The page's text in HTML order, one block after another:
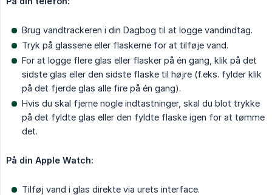
Brug vandtrackeren i din Dagbog til at logge vandindtag.
Tryk på glassene eller flaskerne for at tilføje vand.
For at logge flere glas eller flasker på én gang, klik på det
sidste glas eller den sidste flaske til højre (f.eks. fylder klik
på det fjerde glas alle fire på én gang).
Hvis du skal fjerne nogle indtastninger, skal du blot trykke
på det fyldte glas eller den fyldte flaske igen for at tømme
det.
På din Apple Watch:
Tilføj vand i glas direkte via urets interface.